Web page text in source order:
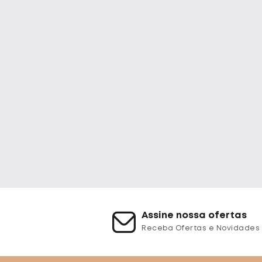
Assine nossa ofertas
Receba Ofertas e Novidades